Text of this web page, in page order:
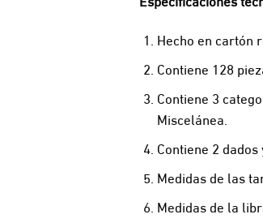
Hecho en cartón
Contiene 128
Contiene 3
Miscelánea.
Contiene 2
Medidas de las
Medidas de la